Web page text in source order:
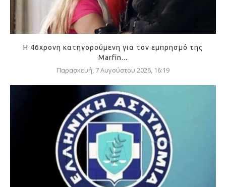
Η 46χρονη κατηγορούμενη για τον εμπρησμό της
Marfin...
Παρασκευή, 7 Αυγούστου 2026, 16:19